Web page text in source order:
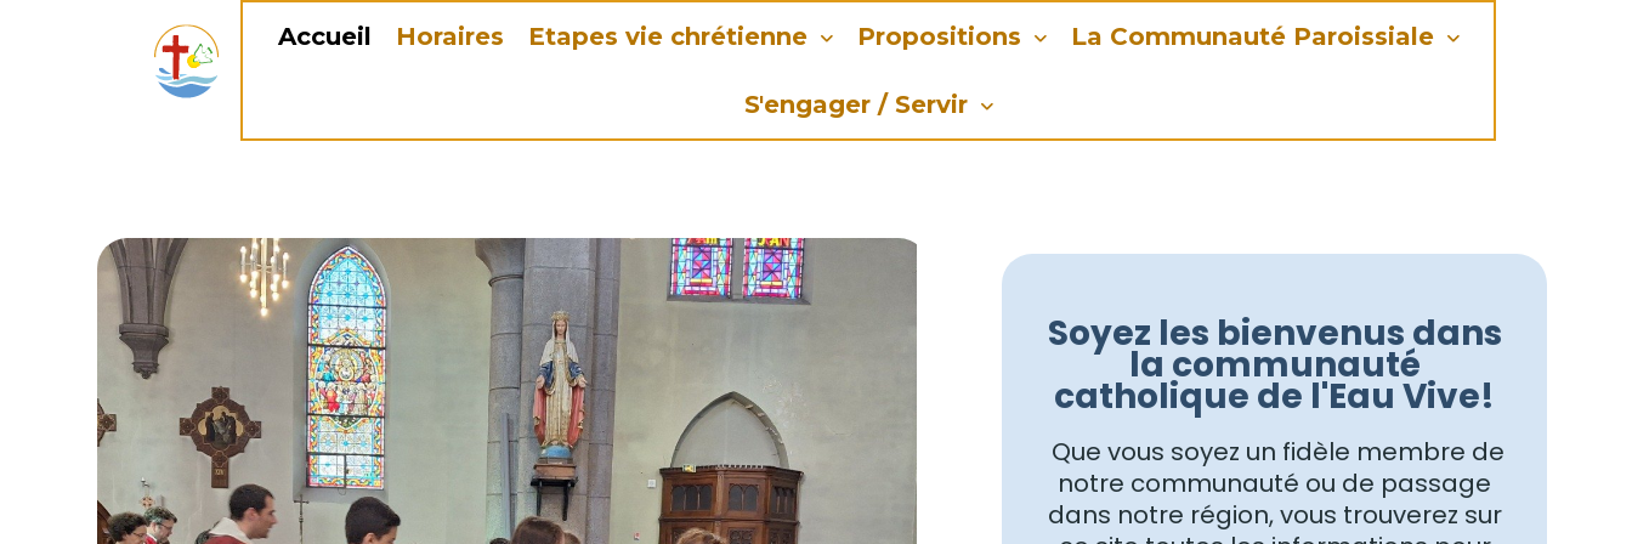
Accueil Horaires Etapes vie chrétienne Propositions La Communauté Paroissiale
S'engager / Servir
Soyez les bienvenus dans
la communauté
catholique de l'Eau Vive!
Que vous soyez un fidèle membre de
notre communauté ou de passage
dans notre région, vous trouverez sur